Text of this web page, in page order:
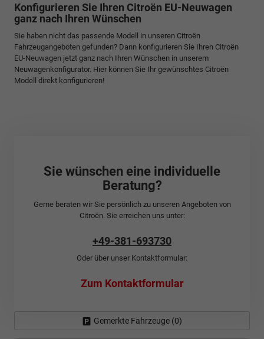
Konfigurieren Sie Ihren Citroën EU-Neuwagen
ganz nach Ihren Wünschen
Sie haben nicht das passende Modell in unseren Citroën
Fahrzeugangeboten gefunden? Dann konfigurieren Sie Ihren Citroën
EU-Neuwagen jetzt ganz nach Ihren Wünschen in unserem
Neuwagenkonfigurator. Hier können Sie Ihr gewünschtes Citroën
Modell direkt konfigurieren!
Sie wünschen eine individuelle
Beratung?
Gerne beraten wir Sie persönlich zu unseren Angeboten von
Citroën. Sie erreichen uns unter:
+49-381-693730
Oder über unser Kontaktformular:
Zum Kontaktformular
Gemerkte Fahrzeuge (0)